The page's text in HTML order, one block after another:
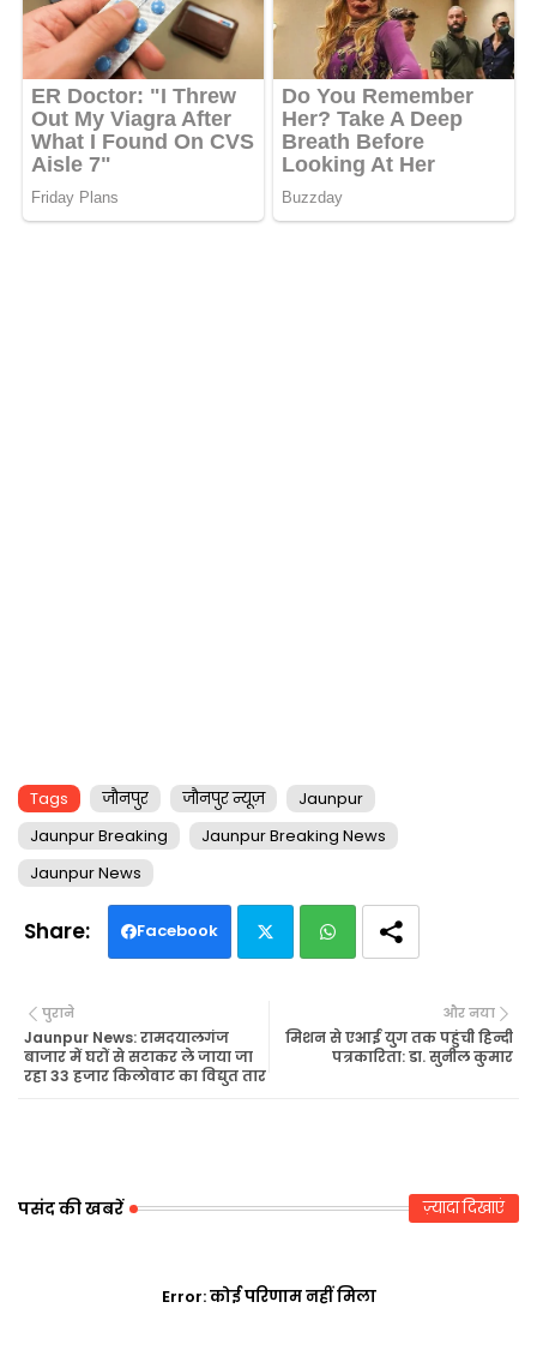
Tags जौनपुर जौनपुर न्यूज़
Jaunpur
Jaunpur Breaking
Jaunpur Breaking News
Jaunpur News
Facebook
r
ats
और नया
मिशन से एआई युग तक पहुंची हिन्दी
पत्रकारिता: डा. सुनील कुमार
पुराने
Jaunpur News: रामदयालगंज
बाजार में घरों से सटाकर ले जाया जा
रहा 33 हजार किलोवाट का विद्युत तार
पसंद की खबरें ज़्यादा दिखाएं
Error:कोई परिणाम नहीं मिला